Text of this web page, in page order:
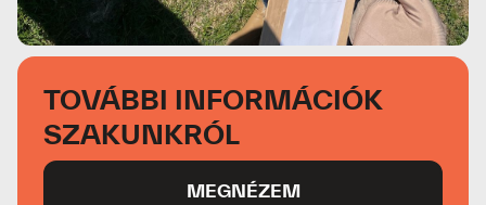
TOVÁBBI INFORMÁCIÓK
SZAKUNKRÓL
MEGNÉZEM